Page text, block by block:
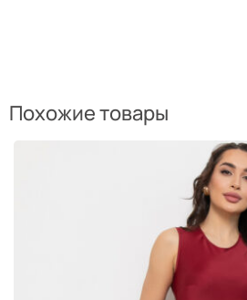
Похожие товары